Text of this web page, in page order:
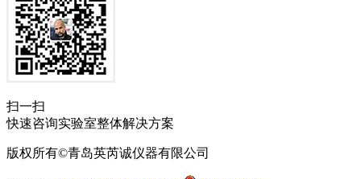
扫一扫
快速咨询实验室整体解决方案
版权所有©青岛英芮诚仪器有限公司